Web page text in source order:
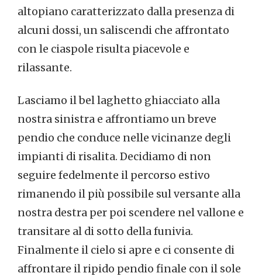
altopiano caratterizzato dalla presenza di
alcuni dossi, un saliscendi che affrontato
con le ciaspole risulta piacevole e
rilassante.
Lasciamo il bel laghetto ghiacciato alla
nostra sinistra e affrontiamo un breve
pendio che conduce nelle vicinanze degli
impianti di risalita. Decidiamo di non
seguire fedelmente il percorso estivo
rimanendo il più possibile sul versante alla
nostra destra per poi scendere nel vallone e
transitare al di sotto della funivia.
Finalmente il cielo si apre e ci consente di
affrontare il ripido pendio finale con il sole